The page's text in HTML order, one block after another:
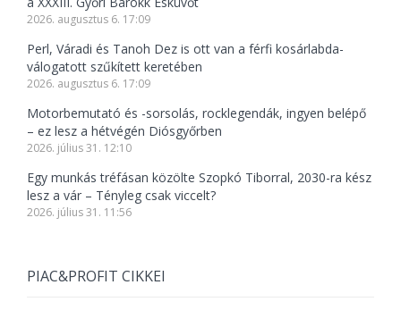
2026. augusztus 6. 17:09
Perl, Váradi és Tanoh Dez is ott van a férfi kosárlabda-
válogatott szűkített keretében
2026. augusztus 6. 17:09
Motorbemutató és -sorsolás, rocklegendák, ingyen belépő
– ez lesz a hétvégén Diósgyőrben
2026. július 31. 12:10
Egy munkás tréfásan közölte Szopkó Tiborral, 2030-ra kész
lesz a vár – Tényleg csak viccelt?
2026. július 31. 11:56
PIAC&PROFIT CIKKEI